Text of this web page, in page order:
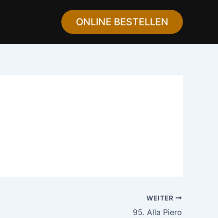
ONLINE BESTELLEN
WEITER
95. Alla Piero